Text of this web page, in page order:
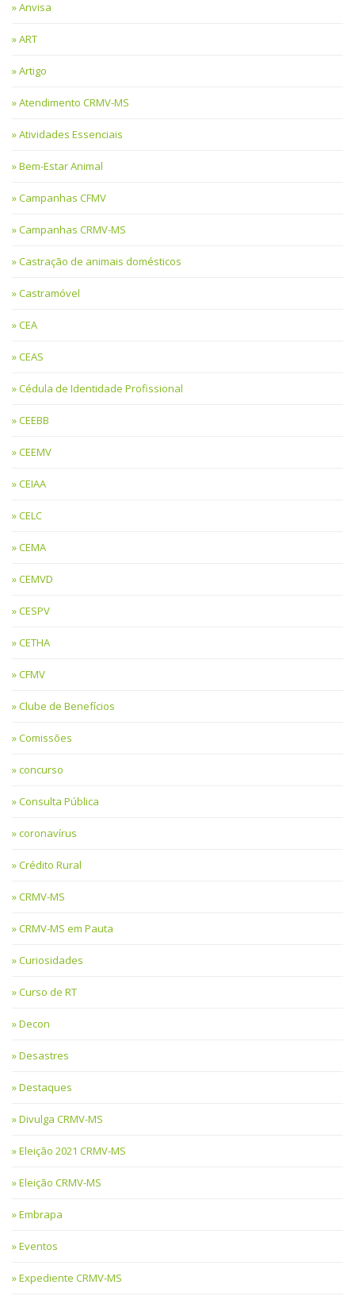
Anvisa
ART
Artigo
Atendimento CRMV-MS
Atividades Essenciais
Bem-Estar Animal
Campanhas CFMV
Campanhas CRMV-MS
Castração de animais domésticos
Castramóvel
CEA
CEAS
Cédula de Identidade Profissional
CEEBB
CEEMV
CEIAA
CELC
CEMA
CEMVD
CESPV
CETHA
CFMV
Clube de Benefícios
Comissões
concurso
Consulta Pública
coronavírus
Crédito Rural
CRMV-MS
CRMV-MS em Pauta
Curiosidades
Curso de RT
Decon
Desastres
Destaques
Divulga CRMV-MS
Eleição 2021 CRMV-MS
Eleição CRMV-MS
Embrapa
Eventos
Expediente CRMV-MS